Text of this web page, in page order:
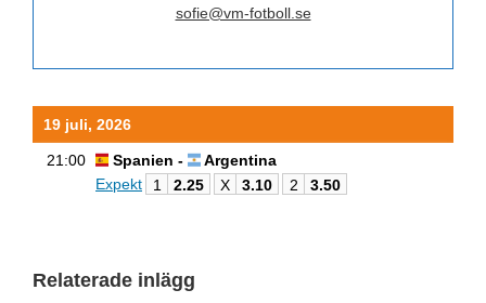
sofie@vm-fotboll.se
19 juli, 2026
21:00 Spanien -
Argentina
Expekt
1 2.25 X 3.10 2 3.50
Relaterade inlägg